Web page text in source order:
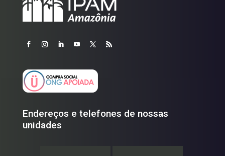
Endereços e telefones de nossas
unidades